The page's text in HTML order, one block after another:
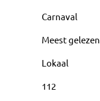
Carnaval
Meest gelezen
Lokaal
112